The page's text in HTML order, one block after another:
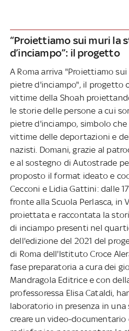
“Proiettiamo sui muri la
d’inciampo”: il progetto
A Roma arriva "Proiettiamo
pietre d'inciampo", il progetto
vittime della Shoah
le storie delle persone a cui
pietre d'inciampo, simbolo
vittime delle deportazioni e
nazisti. Domani, grazie al
e al sostegno di Autostrade
proposto il format ideato e
Cecconi e Lidia Gattini: dalle
fronte alla Scuola Perlasca, in
proiettata e raccontata la
di inciampo presenti nel
dell'edizione del 2021 del
di Roma dell'Istituto Croce
fase preparatoria a cura dei
Mandragola Editrice e con
professoressa Elisa Cataldi,
laboratorio in presenza in
creare un video-documentario